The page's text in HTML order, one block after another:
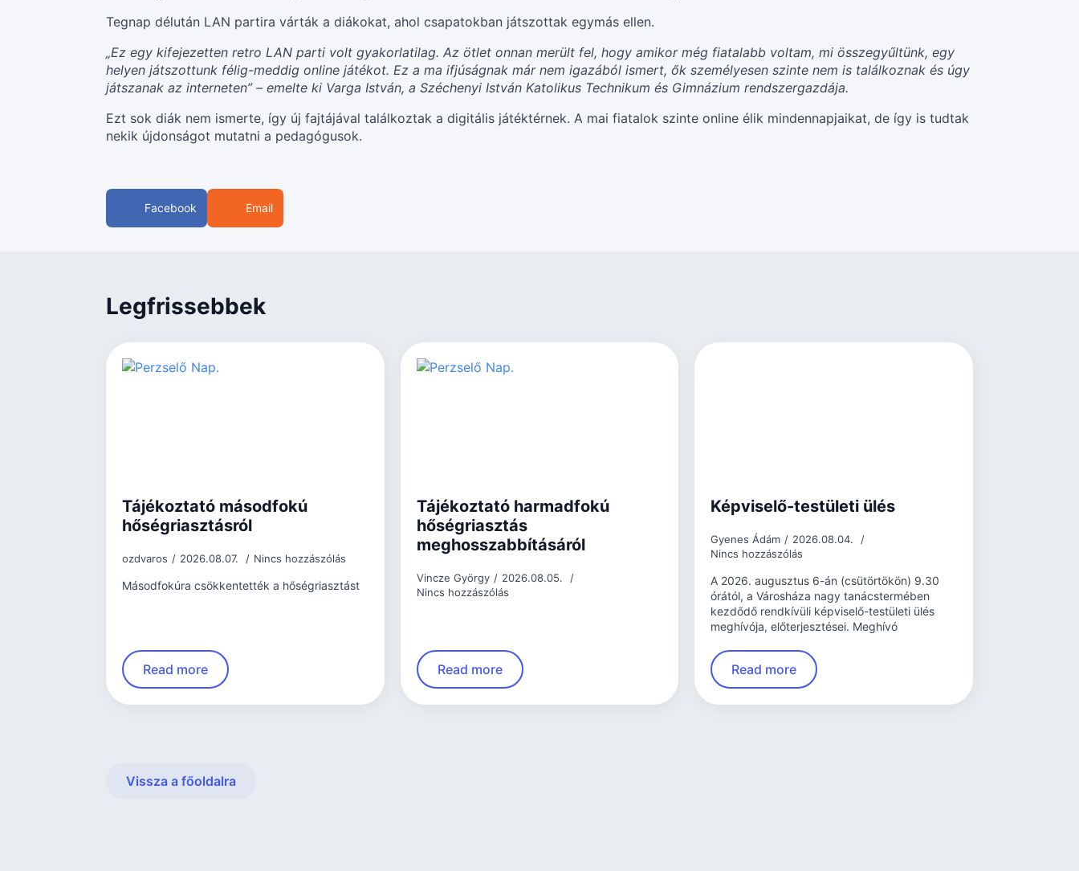
Tegnap délután LAN partira várták a diákokat, ahol csapatokban játszottak egymás ellen.
„Ez egy kifejezetten retro LAN parti volt gyakorlatilag. Az ötlet onnan merült fel, hogy amikor még fiatalabb voltam, mi összegyűltünk, egy
helyen játszottunk félig-meddig online játékot. Ez a ma ifjúságnak már nem igazából ismert, ők személyesen szinte nem is találkoznak és úgy
játszanak az interneten” – emelte ki Varga István, a Széchenyi István Katolikus Technikum és Gimnázium rendszergazdája.
Ezt sok diák nem ismerte, így új fajtájával találkoztak a digitális játéktérnek. A mai fiatalok szinte online élik mindennapjaikat, de így is tudtak
nekik újdonságot mutatni a pedagógusok.
Facebook Email
Legfrissebbek
Tájékoztató másodfokú
hőségriasztásról
ozdvaros 2026.08.07. Nincs hozzászólás
Másodfokúra csökkentették a hőségriasztást
Read more
Tájékoztató harmadfokú
hőségriasztás
meghosszabbításáról
Vincze György
2026.08.05.
Nincs hozzászólás
Read more
Képviselő-testületi ülés
Gyenes Ádám
2026.08.04.
Nincs hozzászólás
A 2026. augusztus 6-án (csütörtökön) 9.30
órától, a Városháza nagy tanácstermében
kezdődő rendkívüli képviselő-testületi ülés
meghívója, előterjesztései. Meghívó
Read more
Vissza a főoldalra